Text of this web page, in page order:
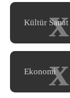
x
Kültür Sanat
x
Ekonomi